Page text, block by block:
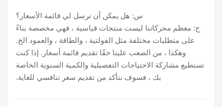
س: هل يمكن أن ترسل لي قائمة الأسعار؟
ج: معظم محركاتنا ليست منتجات قياسية ، فهي مخصصة بناءً
على متطلبات مختلفة مثل الفولتية ، والطاقة ، والعمود الخ.
وهكذا ، من الصعب علينا حقًا تقديم قائمة أسعار. إذا كنت
تستطيع مشاركة الاحتياجات التفصيلية والكمية السنوية الخاصة
بك ، فسوف نتأكد من تقديم سعر تنافسي للغاية.